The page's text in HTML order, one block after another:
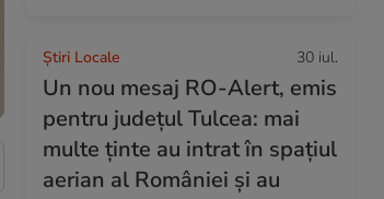
Știri Locale 30 iul.
Un nou mesaj RO-Alert, emis
pentru județul Tulcea: mai
multe ținte au intrat în spațiul
aerian al României și au